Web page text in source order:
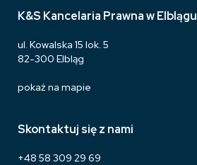
K&S Kancelaria Prawna w Elblągu
ul. Kowalska 15 lok. 5
82-300 Elbląg
pokaż na mapie
Skontaktuj się z nami
+48 58 309 29 69